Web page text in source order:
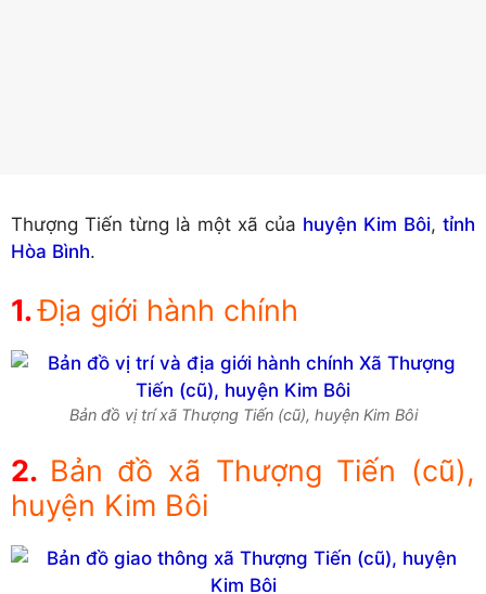
Thượng Tiến từng là một xã của huyện Kim Bôi, tỉnh
Hòa Bình.
Địa giới hành chính
Bản đồ vị trí xã Thượng Tiến (cũ), huyện Kim Bôi
Bản đồ xã Thượng Tiến (cũ),
huyện Kim Bôi